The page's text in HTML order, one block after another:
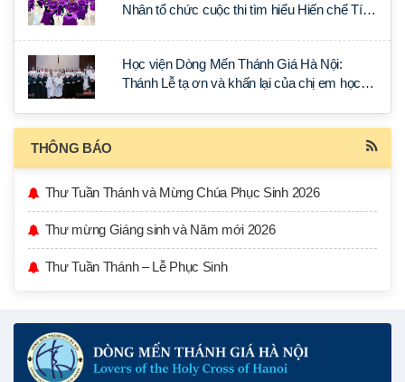
Nhân tổ chức cuộc thi tìm hiểu Hiến chế Tín
Học viện Dòng Mến Thánh Giá Hà Nội:
Thánh Lễ tạ ơn và khấn lại của chị em học
THÔNG BÁO
Thư Tuần Thánh và Mừng Chúa Phục Sinh 2026
Thư mừng Giáng sinh và Năm mới 2026
Thư Tuần Thánh – Lễ Phục Sinh